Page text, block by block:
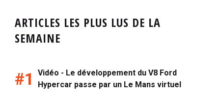
ARTICLES LES PLUS LUS DE LA
SEMAINE
Vidéo - Le développement du V8 Ford
Hypercar passe par un Le Mans virtuel